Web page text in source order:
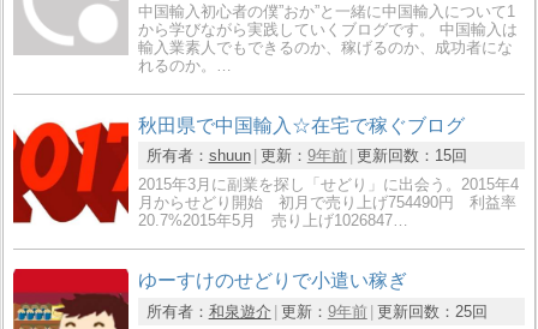
中国輸入初心者の僕”おか”と一緒に中国輸入について1
から学びながら実践していくブログです。 中国輸入は
輸入業素人でもできるのか、稼げるのか、成功者にな
れるのか。…
秋田県で中国輸入☆在宅で稼ぐブログ
所有者： shuun 更新： 9年前 更新回数： 15回
2015年3月に副業を探し「せどり」に出会う。2015年4
月からせどり開始 初月で売り上げ754490円 利益率
20.7%2015年5月 売り上げ1026847…
ゆーすけのせどりで小遣い稼ぎ
所有者： 和泉遊介 更新： 9年前 更新回数： 25回